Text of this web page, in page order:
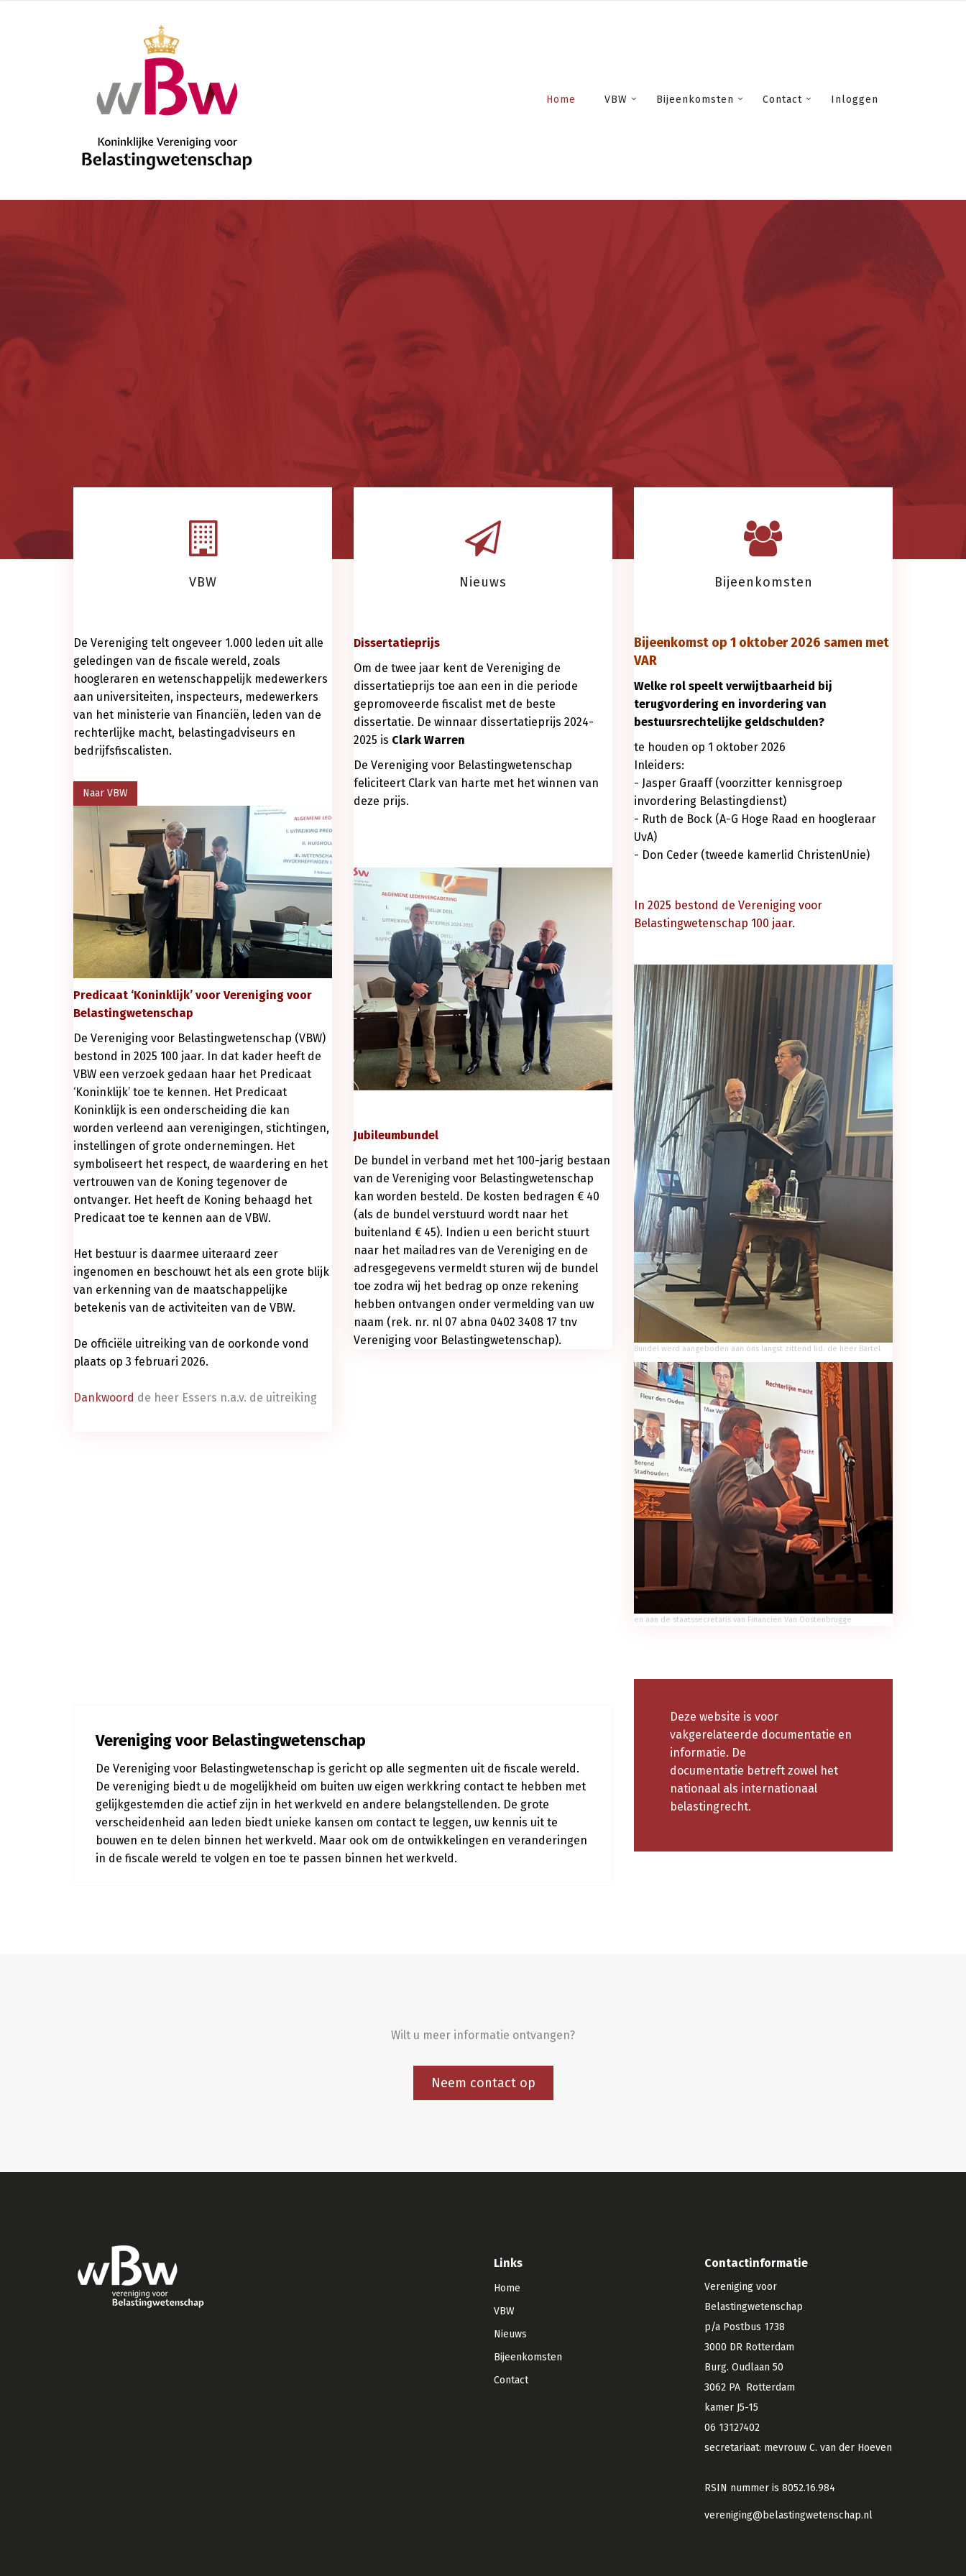
Home VBW Bijeenkomsten Contact Inloggen
VBW
De Vereniging telt ongeveer 1.000 leden uit alle
geledingen van de fiscale wereld, zoals
hoogleraren en wetenschappelijk medewerkers
aan universiteiten, inspecteurs, medewerkers
van het ministerie van Financiën, leden van de
rechterlijke macht, belastingadviseurs en
bedrijfsfiscalisten.
Naar VBW
Predicaat ‘Koninklijk’ voor Vereniging voor
Belastingwetenschap
De Vereniging voor Belastingwetenschap (VBW)
bestond in 2025 100 jaar. In dat kader heeft de
VBW een verzoek gedaan haar het Predicaat
‘Koninklijk’ toe te kennen. Het Predicaat
Koninklijk is een onderscheiding die kan
worden verleend aan verenigingen, stichtingen,
instellingen of grote ondernemingen. Het
symboliseert het respect, de waardering en het
vertrouwen van de Koning tegenover de
ontvanger. Het heeft de Koning behaagd het
Predicaat toe te kennen aan de VBW.
Het bestuur is daarmee uiteraard zeer
ingenomen en beschouwt het als een grote blijk
van erkenning van de maatschappelijke
betekenis van de activiteiten van de VBW.
De officiële uitreiking van de oorkonde vond
plaats op 3 februari 2026.
Dankwoord de heer Essers n.a.v. de uitreiking
Nieuws
Dissertatieprijs
Om de twee jaar kent de Vereniging de
dissertatieprijs toe aan een in die periode
gepromoveerde fiscalist met de beste
dissertatie. De winnaar dissertatieprijs 2024-
2025 is Clark Warren
De Vereniging voor Belastingwetenschap
feliciteert Clark van harte met het winnen van
deze prijs.
Jubileumbundel
De bundel in verband met het 100-jarig bestaan
van de Vereniging voor Belastingwetenschap
kan worden besteld. De kosten bedragen € 40
(als de bundel verstuurd wordt naar het
buitenland € 45). Indien u een bericht stuurt
naar het mailadres van de Vereniging en de
adresgegevens vermeldt sturen wij de bundel
toe zodra wij het bedrag op onze rekening
hebben ontvangen onder vermelding van uw
naam (rek. nr. nl 07 abna 0402 3408 17 tnv
Vereniging voor Belastingwetenschap).
Bijeenkomsten
Bijeenkomst op 1 oktober 2026 samen met
VAR
Welke rol speelt verwijtbaarheid bij
terugvordering en invordering van
bestuursrechtelijke geldschulden?
te houden op 1 oktober 2026
Inleiders:
- Jasper Graaff (voorzitter kennisgroep
invordering Belastingdienst)
- Ruth de Bock (A-G Hoge Raad en hoogleraar
UvA)
- Don Ceder (tweede kamerlid ChristenUnie)
In 2025 bestond de Vereniging voor
Belastingwetenschap 100 jaar.
Bundel werd aangeboden aan ons langst zittend lid. de heer Bartel
en aan de staatssecretaris van Financien Van Oostenbrugge
Vereniging voor Belastingwetenschap
De Vereniging voor Belastingwetenschap is gericht op alle segmenten uit de fiscale wereld.
De vereniging biedt u de mogelijkheid om buiten uw eigen werkkring contact te hebben met
gelijkgestemden die actief zijn in het werkveld en andere belangstellenden. De grote
verscheidenheid aan leden biedt unieke kansen om contact te leggen, uw kennis uit te
bouwen en te delen binnen het werkveld. Maar ook om de ontwikkelingen en veranderingen
in de fiscale wereld te volgen en toe te passen binnen het werkveld.
Deze website is voor
vakgerelateerde documentatie en
informatie. De
documentatie betreft zowel het
nationaal als internationaal
belastingrecht.
Wilt u meer informatie ontvangen?
Neem contact op
Links
Home
VBW
Nieuws
Bijeenkomsten
Contact
Contactinformatie
Vereniging voor
Belastingwetenschap
p/a Postbus 1738
3000 DR Rotterdam
Burg. Oudlaan 50
3062 PA Rotterdam
kamer J5-15
06 13127402
secretariaat: mevrouw C. van der Hoeven
RSIN nummer is 8052.16.984
vereniging@belastingwetenschap.nl